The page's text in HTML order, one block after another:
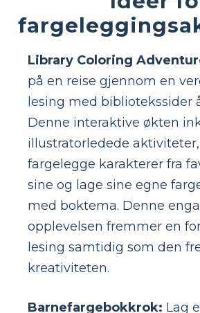
Library Coloring
på en reise gjennom en
lesing med bibliotekssider
Denne interaktive økten
illustratorledede
fargelegge karakterer fra
sine og lage sine egne
med boktema. Denne
opplevelsen fremmer en
lesing samtidig som den
kreativiteten.
Barnefargebokkrok: Lag